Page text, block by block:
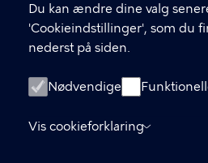
Du kan ændre dine valg
'Cookieindstillinger', som du
nederst på siden.
Nødvendige
Vis cookieforklaring
Digital Post
Databeskyttelse
Tilgængelighedserklæring
Om hjemmesiden